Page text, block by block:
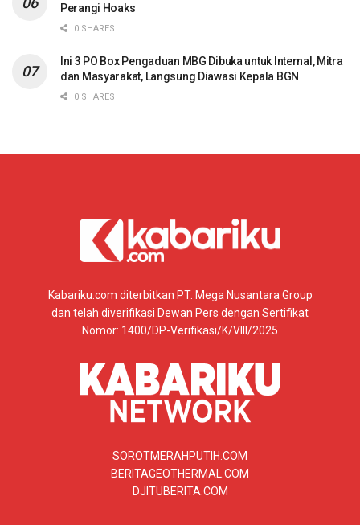
Perangi Hoaks
0 SHARES
Ini 3 PO Box Pengaduan MBG Dibuka untuk Internal, Mitra
dan Masyarakat, Langsung Diawasi Kepala BGN
0 SHARES
Kabariku.com diterbitkan PT. Mega Nusantara Group
dan telah diverifikasi Dewan Pers dengan Sertifikat
Nomor: 1400/DP-Verifikasi/K/VIII/2025
SOROTMERAHPUTIH.COM
BERITAGEOTHERMAL.COM
DJITUBERITA.COM